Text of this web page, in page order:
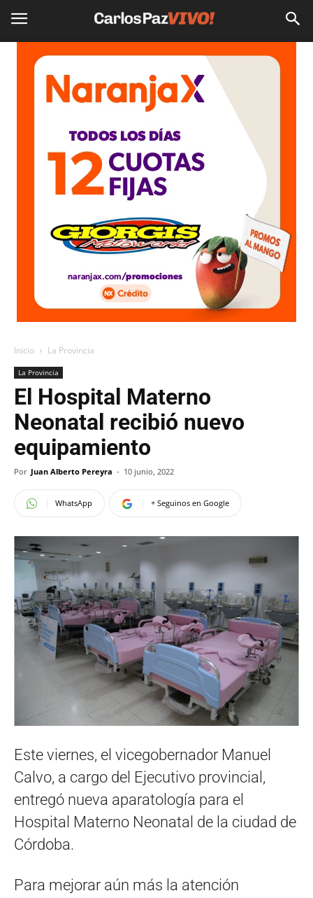
Inicio La Provincia
La Provincia
El Hospital Materno
Neonatal recibió nuevo
equipamiento
Por Juan Alberto Pereyra - 10 junio, 2022
WhatsApp + Seguinos en Google
Este viernes, el vicegobernador Manuel
Calvo, a cargo del Ejecutivo provincial,
entregó nueva aparatología para el
Hospital Materno Neonatal de la ciudad de
Córdoba.
Para mejorar aún más la atención